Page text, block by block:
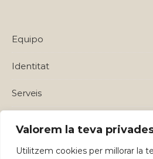
Valorem la teva
Utilitzem cookies per millorar la
Equipo
Identitat
Serveis